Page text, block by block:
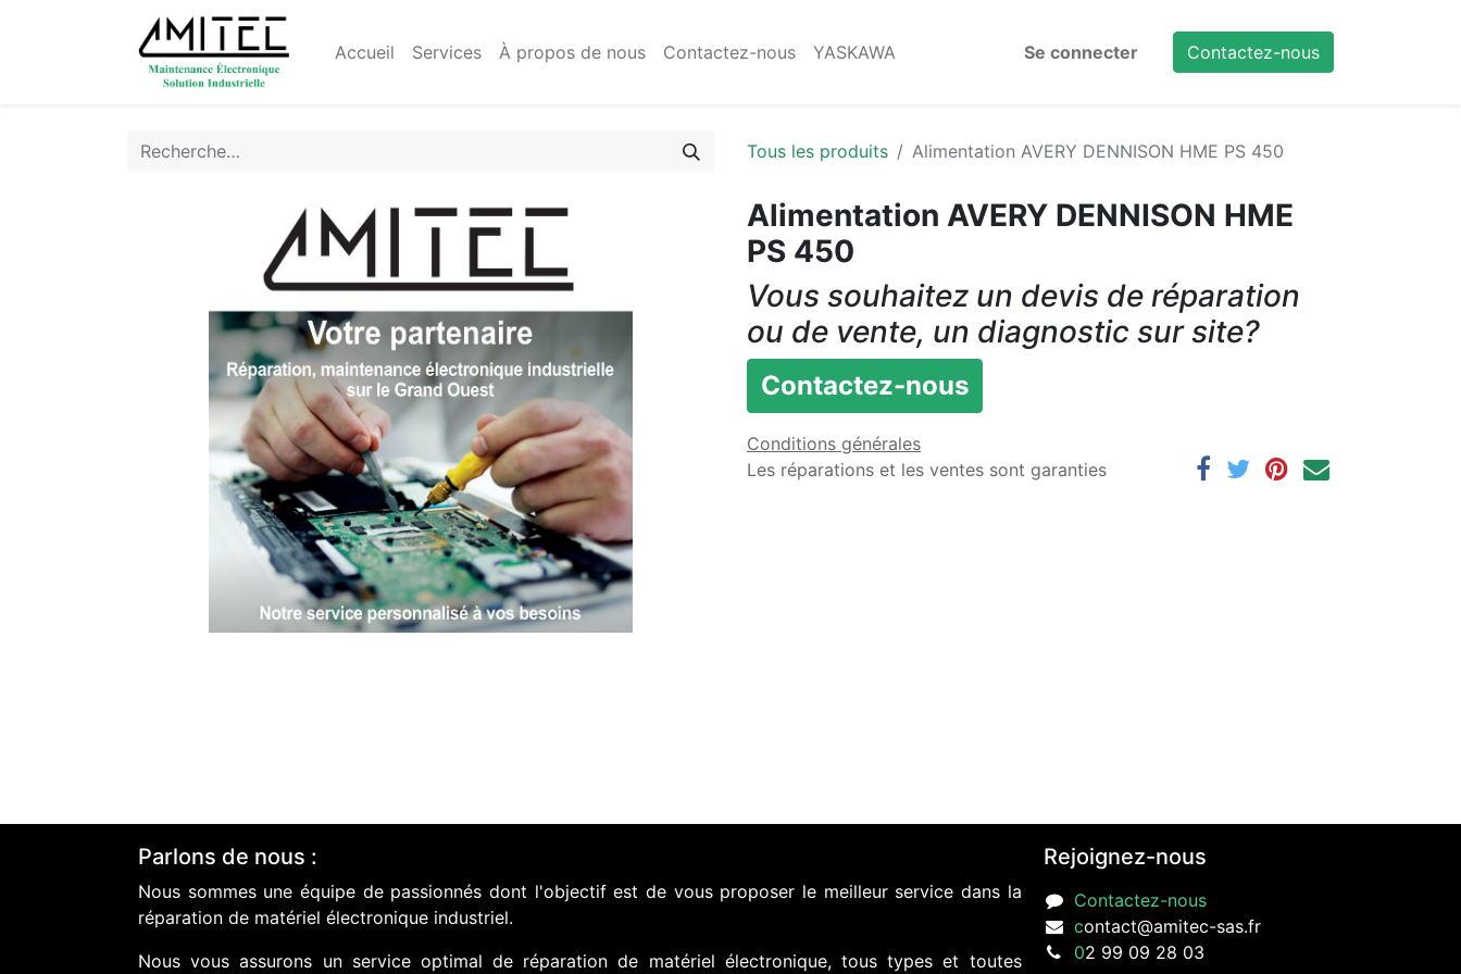
Accueil Services À propos de nous Contactez-nous YASKAWA Se connecter Contactez-nous
Tous les produits Alimentation AVERY DENNISON HME PS 450
Alimentation AVERY DENNISON HME
PS 450
Vous souhaitez un devis de réparation
ou de vente, un diagnostic sur site?
Contactez-nous
Conditions générales
Les réparations et les ventes sont garanties
Parlons de nous :
Nous sommes une équipe de passionnés dont l'objectif est de vous proposer le meilleur service dans la
réparation de matériel électronique industriel.
Nous vous assurons un service optimal de réparation de matériel électronique, tous types et toutes
Rejoignez-nous
Contactez-nous
contact@amitec-sas.fr
02 99 09 28 03